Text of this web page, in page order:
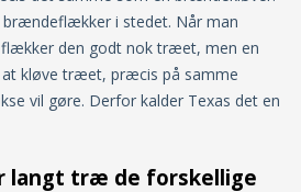
i stedet. Når man
den godt nok træet, men en
kløve træet, præcis på samme
vil gøre. Derfor kalder Texas det en
langt træ de forskellige